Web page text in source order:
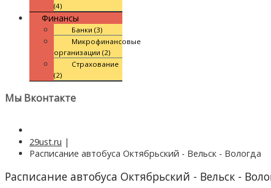
(4)
Финансы
Банки (3)
Микрофинансовые
организации (2)
Страхование
(2)
Мы Вконтакте
29ust.ru |
Расписание автобуса Октябрьский - Вельск - Вологда
Расписание автобуса Октябрьский - Вельск -